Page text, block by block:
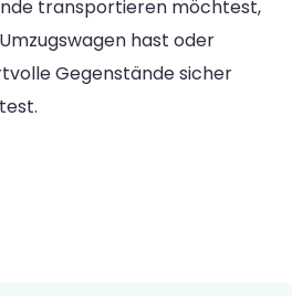
transportieren möchtest,
hast oder
Gegenstände sicher